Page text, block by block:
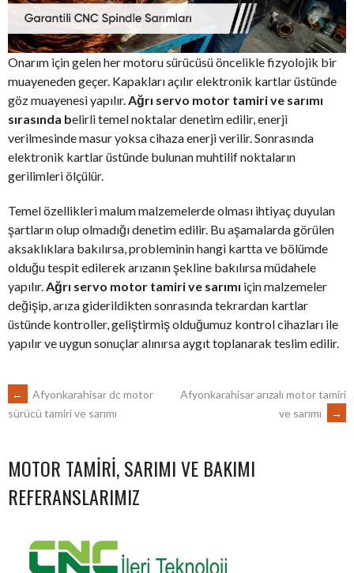
Onarım için gelen her motoru sürücüsü öncelikle fizyolojik bir
muayeneden geçer. Kapakları açılır elektronik kartlar üstünde
göz muayenesi yapılır. Ağrı servo motor tamiri ve sarımı
sırasında belirli temel noktalar denetim edilir, enerji
verilmesinde masur yoksa cihaza enerji verilir. Sonrasında
elektronik kartlar üstünde bulunan muhtilif noktaların
gerilimleri ölçülür.
Temel özellikleri malum malzemelerde olması ihtiyaç duyulan
şartların olup olmadığı denetim edilir. Bu aşamalarda görülen
aksaklıklara bakılırsa, probleminin hangi kartta ve bölümde
olduğu tespit edilerek arızanın şekline bakılırsa müdahele
yapılır. Ağrı servo motor tamiri ve sarımı için malzemeler
değişip, arıza giderildikten sonrasında tekrardan kartlar
üstünde kontroller, geliştirmiş olduğumuz kontrol cihazları ile
yapılır ve uygun sonuçlar alınırsa aygıt toplanarak teslim edilir.
POST
NAVIGATION
←
Afyonkarahisar dc motor
sürücü tamiri ve sarımı
Afyonkarahisar arızalı motor tamiri
ve sarımı
→
MOTOR TAMIRI, SARIMI VE BAKIMI
REFERANSLARIMIZ